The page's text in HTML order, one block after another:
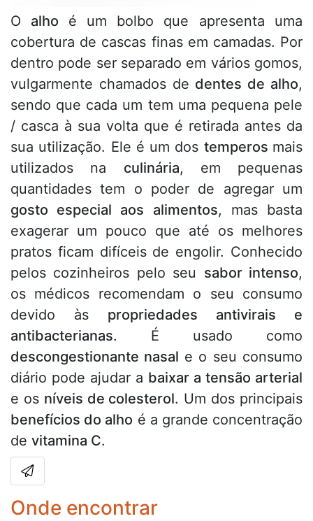
O alho é um bolbo que apresenta uma
cobertura de cascas finas em camadas. Por
dentro pode ser separado em vários gomos,
vulgarmente chamados de dentes de alho,
sendo que cada um tem uma pequena pele
/ casca à sua volta que é retirada antes da
sua utilização. Ele é um dos temperos mais
utilizados na culinária, em pequenas
quantidades tem o poder de agregar um
gosto especial aos alimentos, mas basta
exagerar um pouco que até os melhores
pratos ficam difíceis de engolir. Conhecido
pelos cozinheiros pelo seu sabor intenso,
os médicos recomendam o seu consumo
devido às propriedades antivirais e
antibacterianas. É usado como
descongestionante nasal e o seu consumo
diário pode ajudar a baixar a tensão arterial
e os níveis de colesterol. Um dos principais
benefícios do alho é a grande concentração
de vitamina C.
Onde encontrar